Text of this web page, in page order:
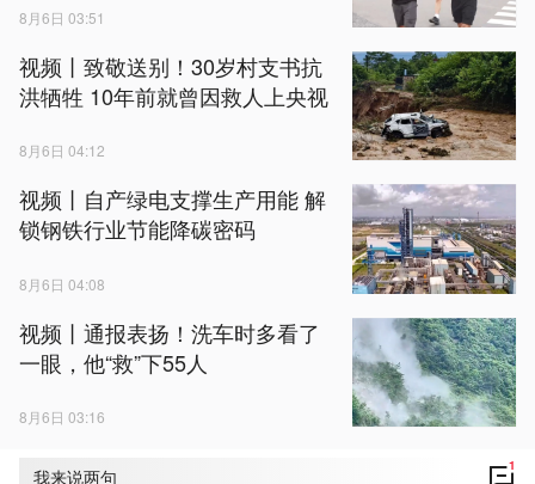
我来说两句 1
8月6日 03:51
视频丨致敬送别！30岁村支书抗
洪牺牲 10年前就曾因救人上央视
8月6日 04:12
视频丨自产绿电支撑生产用能 解
锁钢铁行业节能降碳密码
8月6日 04:08
视频丨通报表扬！洗车时多看了
一眼，他“救”下55人
8月6日 03:16